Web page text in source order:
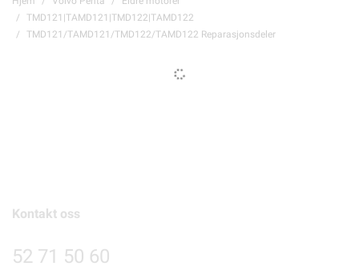
TMD121|TAMD121|TMD122|TAMD122
TMD121/TAMD121/TMD122/TAMD122 Reparasjonsdeler
Kontakt oss
52 71 50 60